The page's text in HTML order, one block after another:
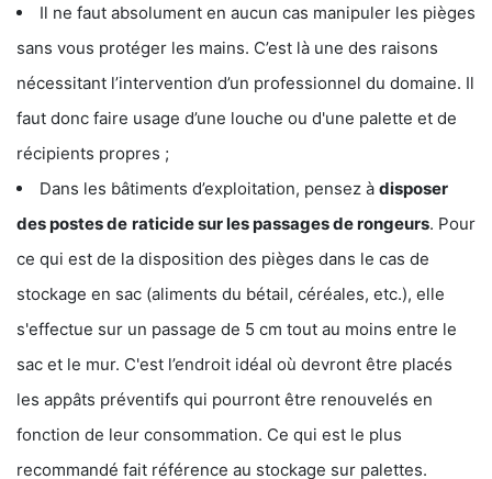
Il ne faut absolument en aucun cas manipuler les pièges
sans vous protéger les mains. C’est là une des raisons
nécessitant l’intervention d’un professionnel du domaine. Il
faut donc faire usage d’une louche ou d'une palette et de
récipients propres ;
Dans les bâtiments d’exploitation, pensez à disposer
des postes de raticide sur les passages de rongeurs. Pour
ce qui est de la disposition des pièges dans le cas de
stockage en sac (aliments du bétail, céréales, etc.), elle
s'effectue sur un passage de 5 cm tout au moins entre le
sac et le mur. C'est l’endroit idéal où devront être placés
les appâts préventifs qui pourront être renouvelés en
fonction de leur consommation. Ce qui est le plus
recommandé fait référence au stockage sur palettes.